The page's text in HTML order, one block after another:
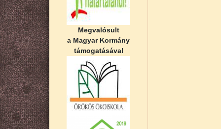
Megvalósult
a Magyar Kormány
támogatásával